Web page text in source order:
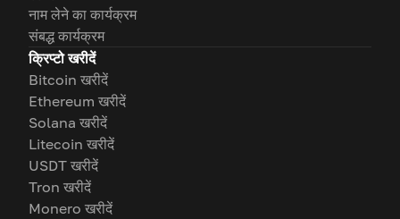
नाम लेने का कार्यक्रम
संबद्ध कार्यक्रम
क्रिप्टो खरीदें
Bitcoin खरीदें
Ethereum खरीदें
Solana खरीदें
Litecoin खरीदें
USDT खरीदें
Tron खरीदें
Monero खरीदें